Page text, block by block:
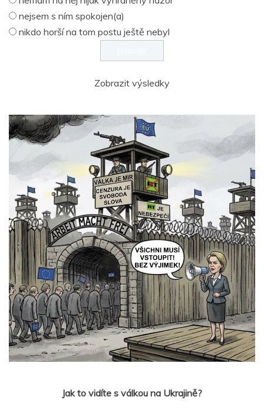
nejsem s ním spokojen(a)
nikdo horší na tom postu ještě nebyl
Zobrazit výsledky
Jak to vidíte s válkou na Ukrajině?